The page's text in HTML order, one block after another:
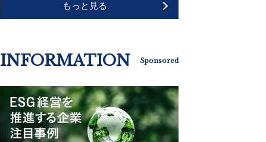
もっと見る
INFORMATION Sponsored